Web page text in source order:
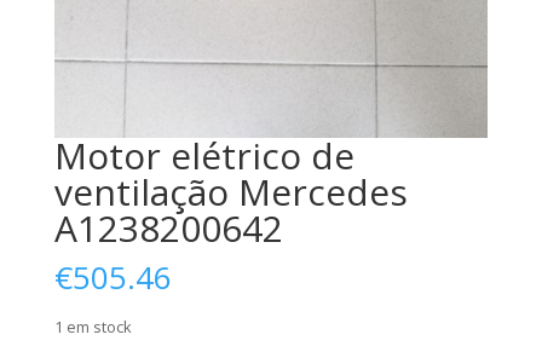
Motor elétrico de
ventilação Mercedes
A1238200642
€505.46
1 em stock